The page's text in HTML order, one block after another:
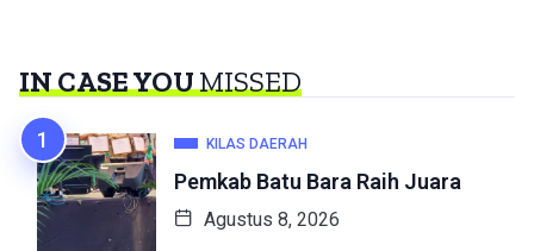
IN CASE YOUMISSED
KILAS DAERAH
Pemkab Batu Bara Raih Juara
Agustus 8, 2026